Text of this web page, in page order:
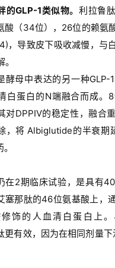
的GLP-1类似物。 利拉鲁
酸（34位），26位的赖氨
，导致皮下吸收减慢，与
母中表达的另一种GLP-
白蛋白的N端融合而成。
对DPPIV的稳定性，融合
，将 Albiglutide的半衰期
在2期临床试验，是具有
塞那肽的46位氨基酸上，
饰的人血清白蛋白上。
有效，因为在相同剂量